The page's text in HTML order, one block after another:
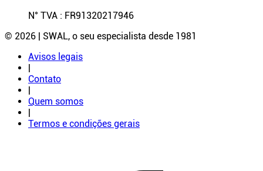
N° TVA : FR91320217946
© 2026 | SWAL, o seu especialista desde 1981
Avisos legais
Contato
Quem somos
Termos e condições gerais